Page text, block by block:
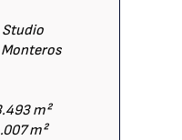
m²
m²